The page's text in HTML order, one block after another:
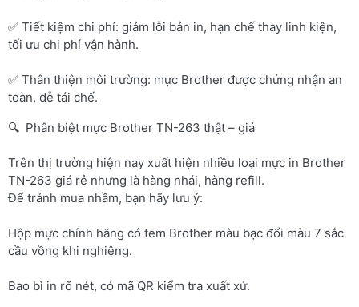
✅ Tiết kiệm chi phí: giảm lỗi bản in, hạn chế thay linh kiện,
tối ưu chi phí vận hành.
✅ Thân thiện môi trường: mực Brother được chứng nhận an
toàn, dễ tái chế.
🔍 Phân biệt mực Brother TN-263 thật – giả
Trên thị trường hiện nay xuất hiện nhiều loại mực in Brother
TN-263 giá rẻ nhưng là hàng nhái, hàng refill.
Để tránh mua nhầm, bạn hãy lưu ý:
Hộp mực chính hãng có tem Brother màu bạc đổi màu 7 sắc
cầu vồng khi nghiêng.
Bao bì in rõ nét, có mã QR kiểm tra xuất xứ.